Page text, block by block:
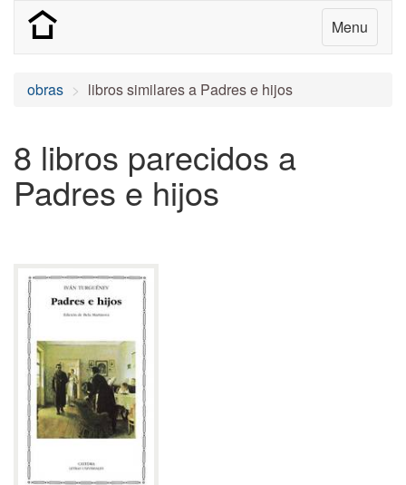
Menu
obras libros similares a Padres e hijos
8 libros parecidos a
Padres e hijos